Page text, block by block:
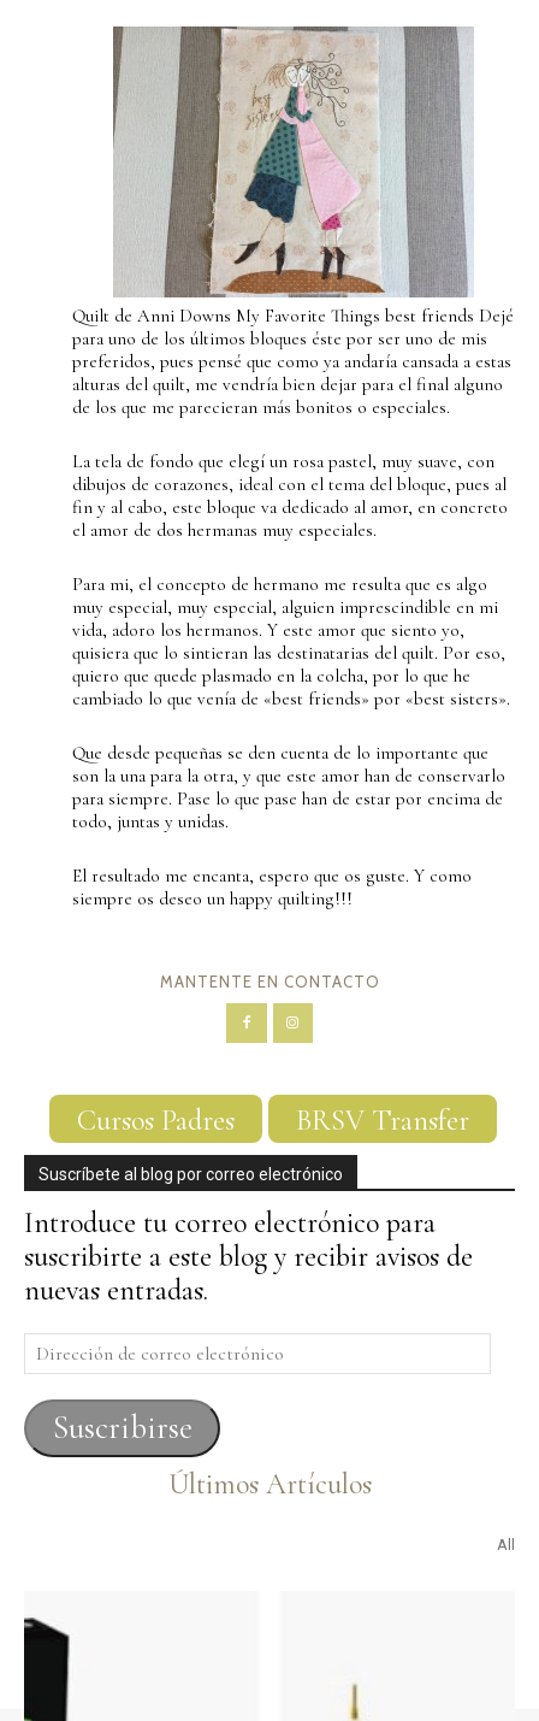
Quilt de Anni Downs My Favorite Things best friends Dejé
para uno de los últimos bloques éste por ser uno de mis
preferidos, pues pensé que como ya andaría cansada a estas
alturas del quilt, me vendría bien dejar para el final alguno
de los que me parecieran más bonitos o especiales.
La tela de fondo que elegí un rosa pastel, muy suave, con
dibujos de corazones, ideal con el tema del bloque, pues al
fin y al cabo, este bloque va dedicado al amor, en concreto
el amor de dos hermanas muy especiales.
Para mi, el concepto de hermano me resulta que es algo
muy especial, muy especial, alguien imprescindible en mi
vida, adoro los hermanos. Y este amor que siento yo,
quisiera que lo sintieran las destinatarias del quilt. Por eso,
quiero que quede plasmado en la colcha, por lo que he
cambiado lo que venía de «best friends» por «best sisters».
Que desde pequeñas se den cuenta de lo importante que
son la una para la otra, y que este amor han de conservarlo
para siempre. Pase lo que pase han de estar por encima de
todo, juntas y unidas.
El resultado me encanta, espero que os guste. Y como
siempre os deseo un happy quilting!!!
MANTENTE EN CONTACTO
Cursos Padres BRSV Transfer
Suscríbete al blog por correo electrónico
Introduce tu correo electrónico para
suscribirte a este blog y recibir avisos de
nuevas entradas.
Dirección
de
correo
electrónico
Suscribirse
Últimos Artículos
All